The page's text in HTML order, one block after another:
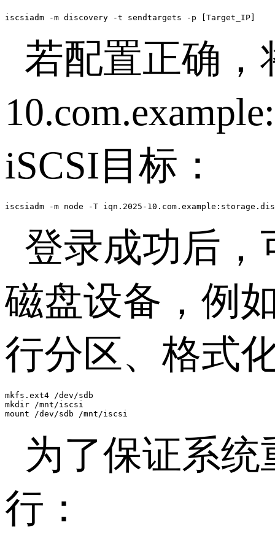
iscsiadm -m discovery -t sendtargets -p [Target_IP]
若配置正确
iSCSI 目标：
iscsiadm -m node -T iqn.2025-
登录成功后
磁盘设备，例
行分区、格式
mkfs.ext4 /dev/sdb
mkdir /mnt/iscsi
mount /dev/sdb /mnt/iscsi
为了保证系
行：